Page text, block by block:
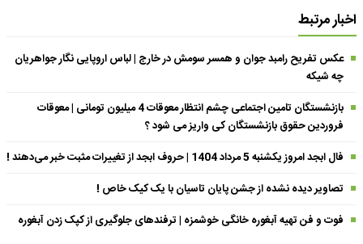
اخبار مرتبط
عکس تفریح رامبد جوان و همسر سومش در خارج | لباس اروپایی نگار جواهریان
چه شیکه
بازنشستگان تامین اجتماعی چشم انتظار معوقات 4 میلیون تومانی | معوقات
فروردین حقوق بازنشستگان کی واریز می شود ؟
فال ابجد امروز یکشنبه 5 مرداد 1404 | حروف ابجد از تغییرات مثبت خبر می‌دهند !
تصاویر دیده نشده از جشن پایان تاسیان با یک کیک خاص !
فوت و فن تهیه آبغوره خانگی خوشمزه | ترفندهای جلوگیری از کپک زدن آبغوره